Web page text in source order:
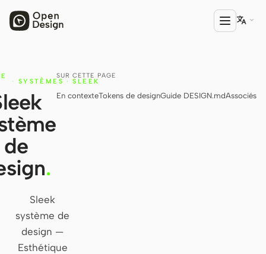
PRODUIT
Open Design
HTML Anything
Codex Slides
Open Design Plugin
AGENT
Codex

SUR CETTE PAGE
En contexteTokens de designGuide DESIGN.mdAssociés
· SYSTÈMES · SLEEK
de
.
Sleek
système de
design —
Esthétique